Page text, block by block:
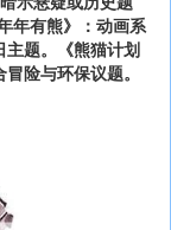
年有熊》：动画系
题。《熊猫计划
险与环保议题。